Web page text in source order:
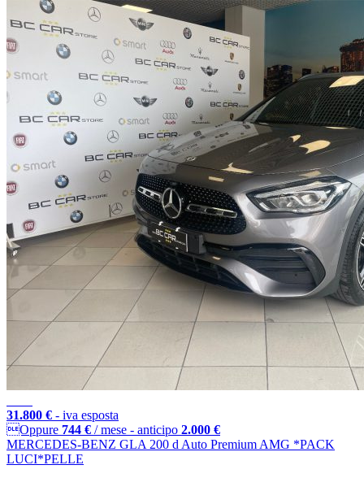
31.800 € - iva esposta
Oppure 744 € / mese - anticipo 2.000 €
MERCEDES-BENZ GLA 200 d Auto Premium AMG *PACK
LUCI*PELLE